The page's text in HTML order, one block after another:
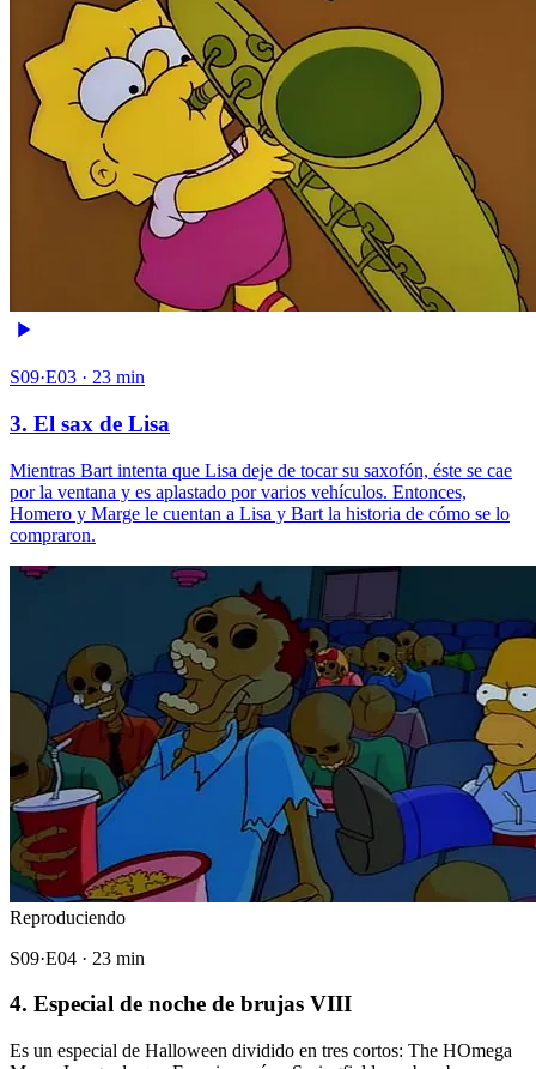
S09·E03 · 23 min
3. El sax de Lisa
Mientras Bart intenta que Lisa deje de tocar su saxofón, éste se cae
por la ventana y es aplastado por varios vehículos. Entonces,
Homero y Marge le cuentan a Lisa y Bart la historia de cómo se lo
compraron.
Reproduciendo
S09·E04 · 23 min
4. Especial de noche de brujas VIII
Es un especial de Halloween dividido en tres cortos: The HOmega